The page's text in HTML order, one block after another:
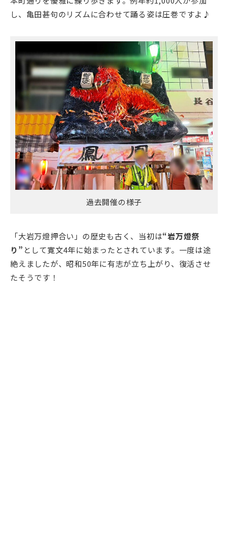
し、亀田甚句のリズムに合わせて踊る姿は圧巻ですよ♪
過去開催の様子
「大岩万燈押合い」の歴史も古く、当初は“岩万燈祭
り” として寛文4年に始まったとされています。一度は途
絶えましたが、昭和50年に有志が立ち上がり、復活させ
たそうです！